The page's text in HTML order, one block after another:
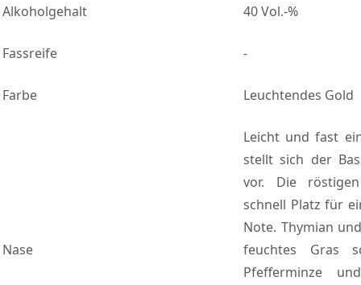
Alkoholgehalt 40 Vol.-%
Fassreife -
Farbe Leuchtendes Gold
Nase
Leicht und fast
stellt sich der
vor. Die
schnell Platz für
Note. Thymian
feuchtes Gras
Pfefferminze